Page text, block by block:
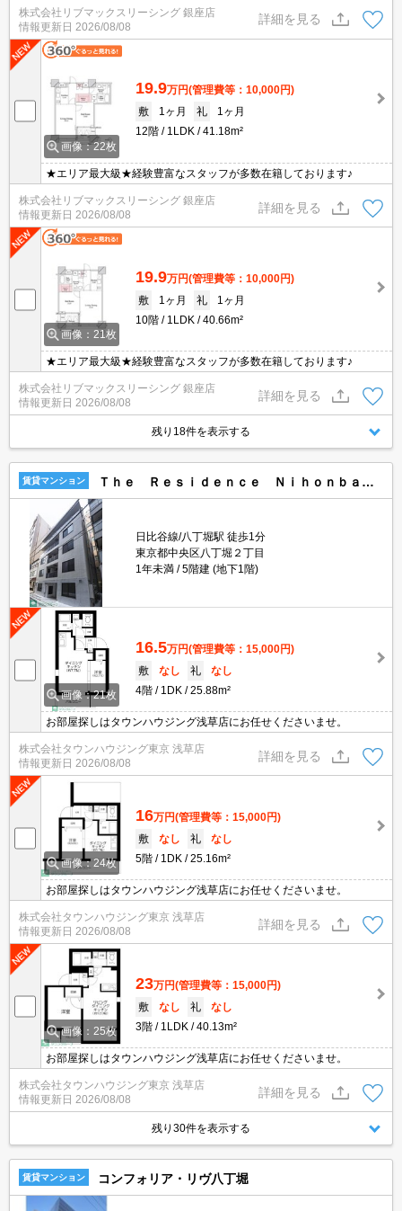
株式会社リブマックスリーシング 銀座店
情報更新日 2026/08/08
詳細を見る
画像：22枚
19.9万円(管理費等：10,000円)
敷
1ヶ月 礼
1ヶ月
12階
1LDK 41.18m²
★エリア最大級★経験豊富なスタッフが多数在籍しております♪
株式会社リブマックスリーシング 銀座店
情報更新日 2026/08/08
詳細を見る
画像：21枚
19.9万円(管理費等：10,000円)
敷
1ヶ月 礼
1ヶ月
10階
1LDK 40.66m²
★エリア最大級★経験豊富なスタッフが多数在籍しております♪
株式会社リブマックスリーシング 銀座店
情報更新日 2026/08/08
詳細を見る
残り18件を表示する
賃貸マンション Ｔｈｅ Ｒｅｓｉｄｅｎｃｅ Ｎｉｈｏｎｂａｓｈｉ
日比谷線/八丁堀駅 徒歩1分
東京都中央区八丁堀２丁目
1年未満
5階建 (地下1階)
画像：21枚
16.5万円(管理費等：15,000円)
敷
なし 礼
なし
4階
1DK 25.88m²
お部屋探しはタウンハウジング浅草店にお任せくださいませ。
株式会社タウンハウジング東京 浅草店
情報更新日 2026/08/08
詳細を見る
画像：24枚
16万円(管理費等：15,000円)
敷
なし 礼
なし
5階
1DK 25.16m²
お部屋探しはタウンハウジング浅草店にお任せくださいませ。
株式会社タウンハウジング東京 浅草店
情報更新日 2026/08/08
詳細を見る
画像：25枚
23万円(管理費等：15,000円)
敷
なし 礼
なし
3階
1LDK 40.13m²
お部屋探しはタウンハウジング浅草店にお任せくださいませ。
株式会社タウンハウジング東京 浅草店
情報更新日 2026/08/08
詳細を見る
残り30件を表示する
賃貸マンション コンフォリア・リヴ八丁堀